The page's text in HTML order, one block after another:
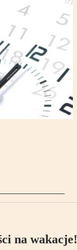
na wakacje!